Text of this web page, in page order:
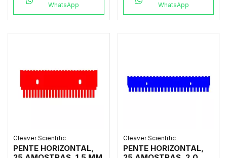
WhatsApp
WhatsApp
Cleaver Scientific
PENTE HORIZONTAL,
Cleaver Scientific
PENTE HORIZONTAL,